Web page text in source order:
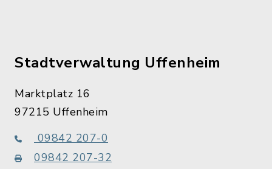
Stadtverwaltung Uffenheim
Marktplatz 16
97215 Uffenheim
09842 207-0
09842 207-32